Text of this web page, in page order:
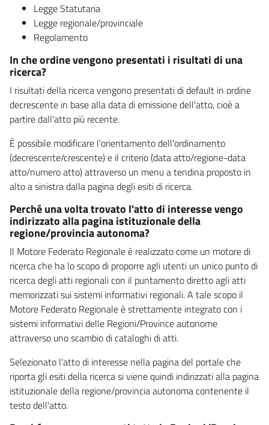
Legge Statutaria
Legge regionale/provinciale
Regolamento
In che ordine vengono presentati i risultati di una
ricerca?
I risultati della ricerca vengono presentati di default in ordine
decrescente in base alla data di emissione dell'atto, cioè a
partire dall'atto più recente.
È possibile modificare l'orientamento dell'ordinamento
(decrescente/crescente) e il criterio (data atto/regione-data
atto/numero atto) attraverso un menu a tendina proposto in
alto a sinistra dalla pagina degli esiti di ricerca.
Perché una volta trovato l'atto di interesse vengo
indirizzato alla pagina istituzionale della
regione/provincia autonoma?
Il Motore Federato Regionale è realizzato come un motore di
ricerca che ha lo scopo di proporre agli utenti un unico punto di
ricerca degli atti regionali con il puntamento diretto agli atti
memorizzati sui sistemi informativi regionali. A tale scopo il
Motore Federato Regionale è strettamente integrato con i
sistemi informativi delle Regioni/Province autonome
attraverso uno scambio di cataloghi di atti.
Selezionato l'atto di interesse nella pagina del portale che
riporta gli esiti della ricerca si viene quindi indirizzati alla pagina
istituzionale della regione/provincia autonoma contenente il
testo dell'atto.